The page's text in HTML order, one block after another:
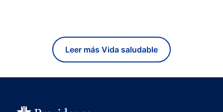
Leer más Vida saludable